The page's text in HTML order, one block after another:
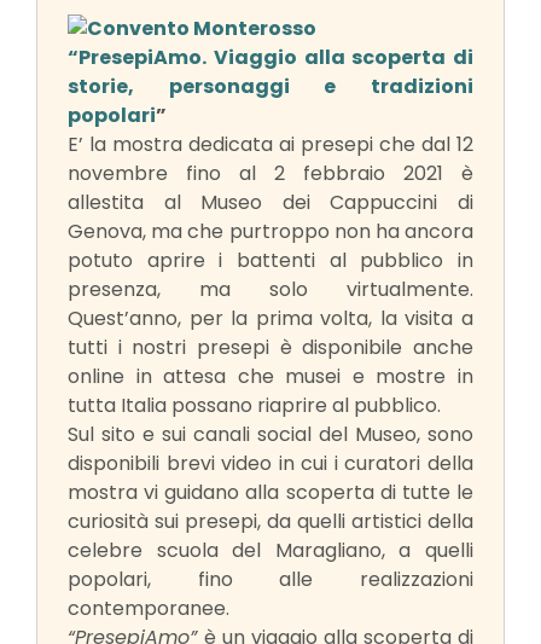
“PresepiAmo. Viaggio alla scoperta di
storie, personaggi e tradizioni
popolari”
E’ la mostra dedicata ai presepi che dal 12
novembre fino al 2 febbraio 2021 è
allestita al Museo dei Cappuccini di
Genova, ma che purtroppo non ha ancora
potuto aprire i battenti al pubblico in
presenza, ma solo virtualmente.
Quest’anno, per la prima volta, la visita a
tutti i nostri presepi è disponibile anche
online in attesa che musei e mostre in
tutta Italia possano riaprire al pubblico.
Sul sito e sui canali social del Museo, sono
disponibili brevi video in cui i curatori della
mostra vi guidano alla scoperta di tutte le
curiosità sui presepi, da quelli artistici della
celebre scuola del Maragliano, a quelli
popolari, fino alle realizzazioni
contemporanee.
“PresepiAmo” è un viaggio alla scoperta di